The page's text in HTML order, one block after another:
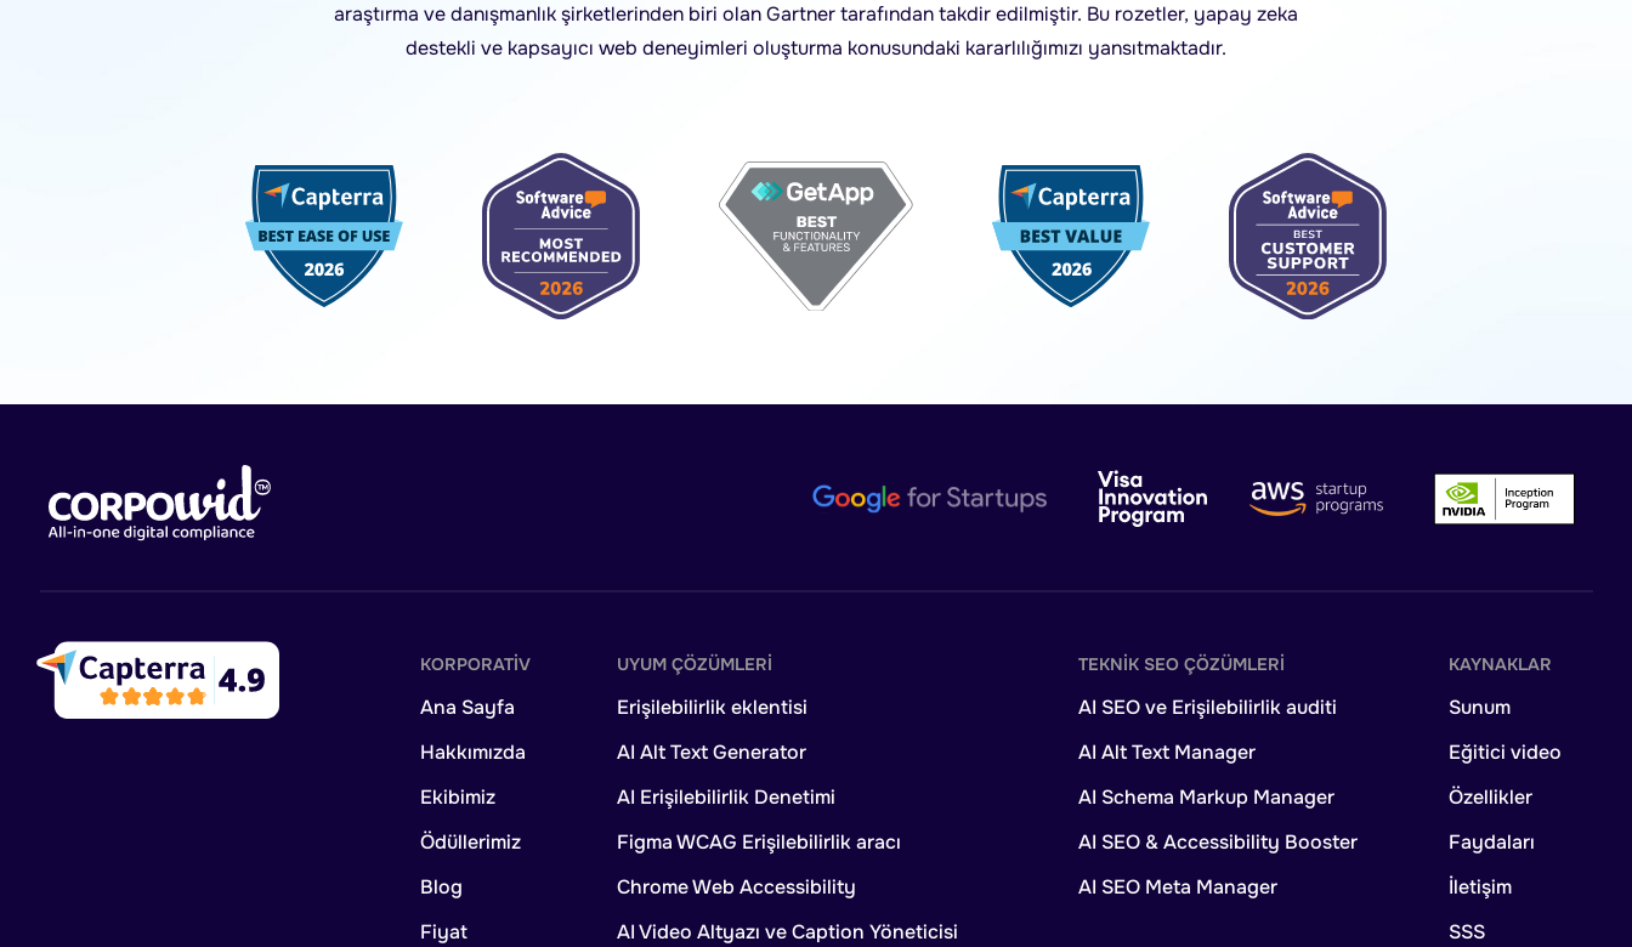
araştırma ve danışmanlık şirketlerinden biri olan Gartner tarafından takdir edilmiştir. Bu rozetler, yapay zeka
destekli ve kapsayıcı web deneyimleri oluşturma konusundaki kararlılığımızı yansıtmaktadır.
KORPORATIV
Ana Sayfa
Hakkımızda
Ekibimiz
Ödüllerimiz
Blog
Fiyat
UYUM ÇÖZÜMLERI
Erişilebilirlik eklentisi
AI Alt Text Generator
AI Erişilebilirlik Denetimi
Figma WCAG Erişilebilirlik aracı
Chrome Web Accessibility
AI Video Altyazı ve Caption Yöneticisi
TEKNIK SEO ÇÖZÜMLERI
AI SEO ve Erişilebilirlik auditi
AI Alt Text Manager
AI Schema Markup Manager
AI SEO & Accessibility Booster
AI SEO Meta Manager
KAYNAKLAR
Sunum
Eğitici video
Özellikler
Faydaları
İletişim
SSS